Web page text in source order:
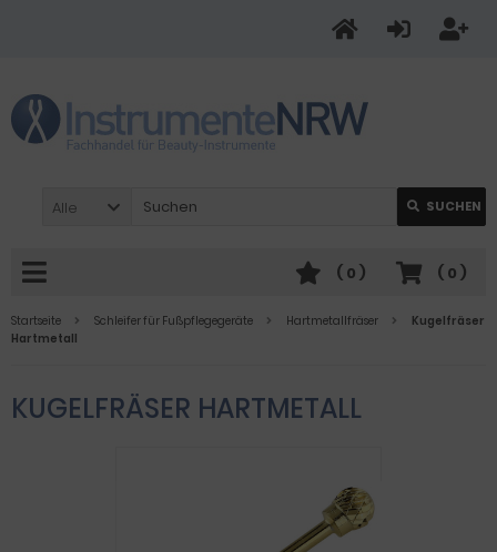
Alle SUCHEN
( 0 )
( 0 )
Startseite Schleifer für Fußpflegegeräte Hartmetallfräser
Kugelfräser
Hartmetall
KUGELFRÄSER HARTMETALL